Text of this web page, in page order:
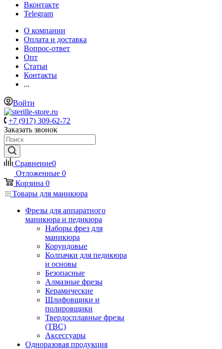
Вконтакте
Telegram
О компании
Оплата и доставка
Вопрос-ответ
Опт
Статьи
Контакты
...
Войти
+7 (917) 309-62-72
Заказать звонок
Сравнение0
Отложенные 0
Корзина 0
Товары для маникюра
Фрезы для аппаратного
маникюра и педикюра
Наборы фрез для
маникюра
Корундовые
Колпачки для педикюра
и основы
Безопасные
Алмазные фрезы
Керамические
Шлифовщики и
полировщики
Твердосплавные фрезы
(ТВС)
Аксессуары
Одноразовая продукция